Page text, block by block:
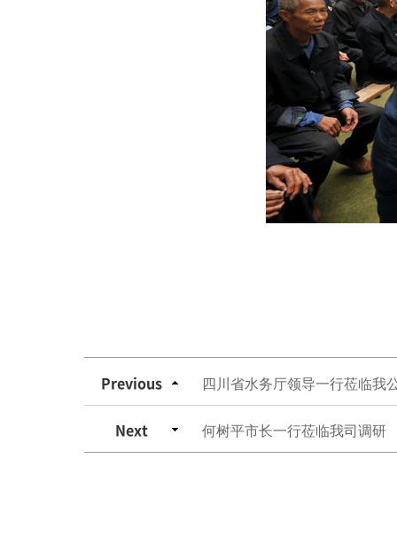
Previous 四川省水务厅领导一行莅临我
Next 何树平市长一行莅临我司调研